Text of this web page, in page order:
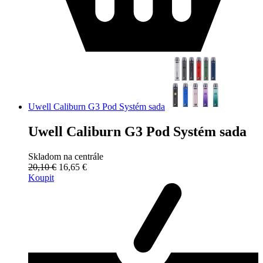
Uwell Caliburn G3 Pod Systém sada
Uwell Caliburn G3 Pod Systém sada
Skladom na centrále
20,10 € 16,65 €
Koupit